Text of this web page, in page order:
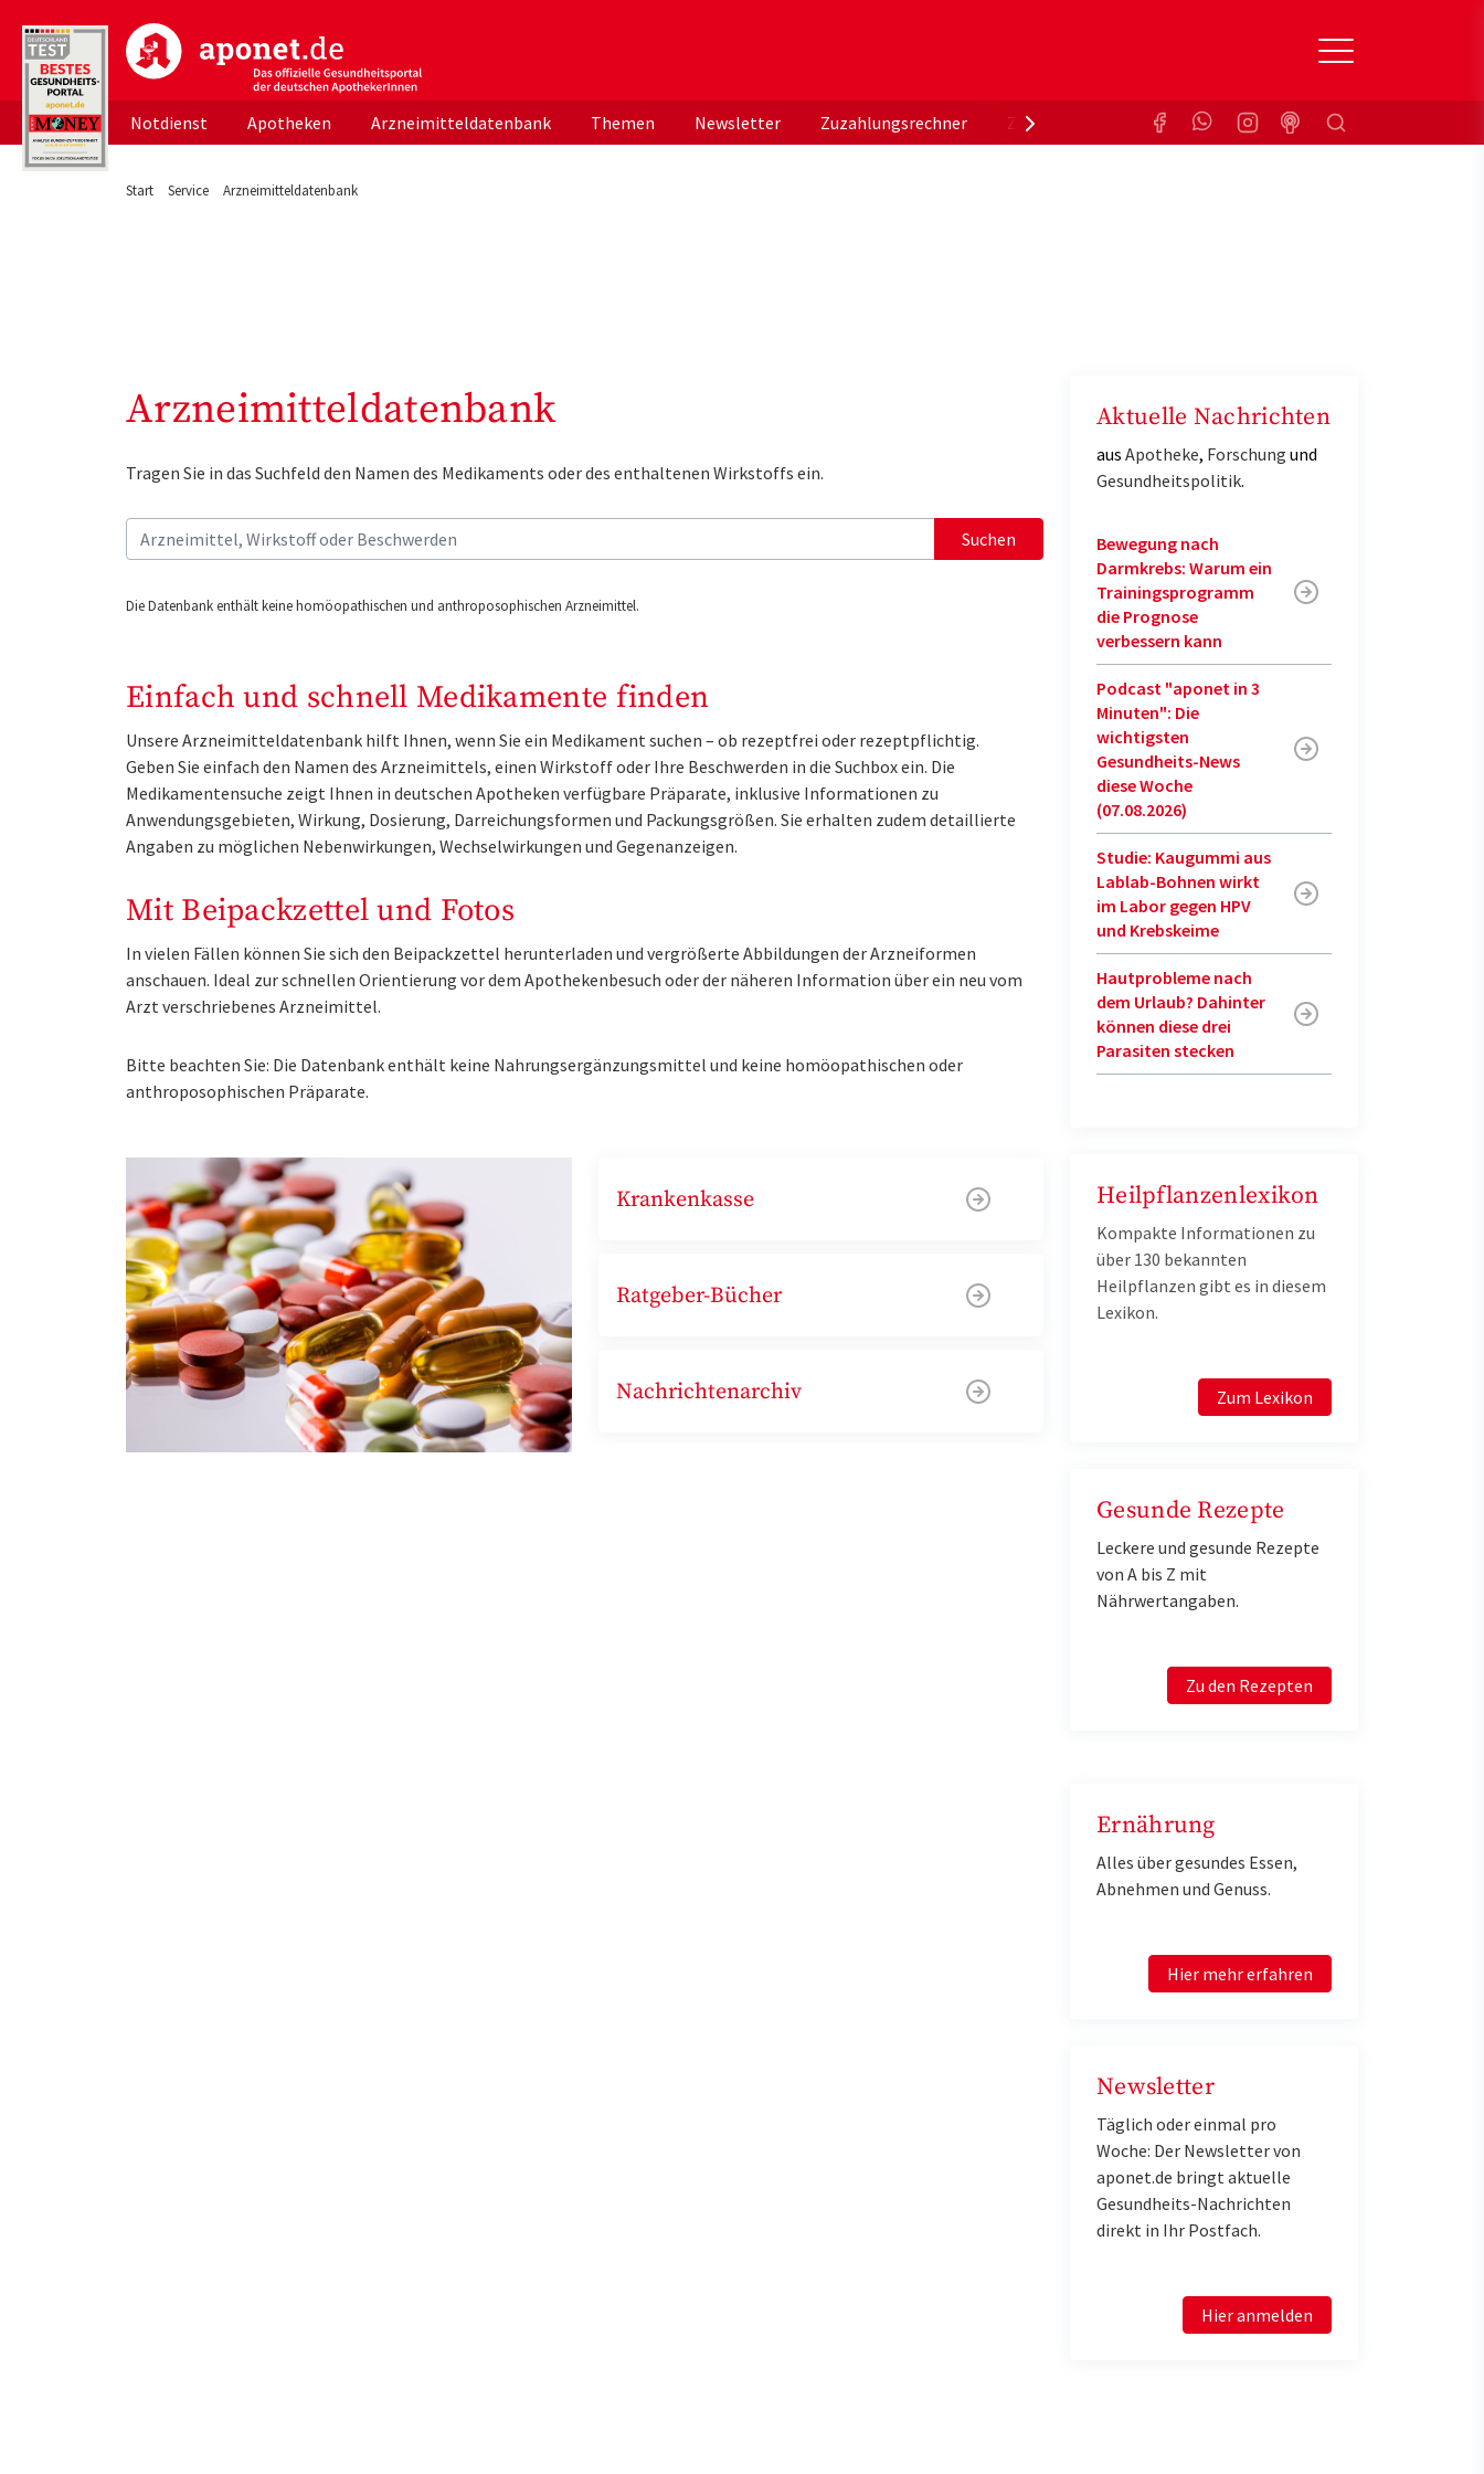
aponet.de - Das offizielle Gesundheitsportal der deutschen ApothekerInnen
Notdienst Apotheken Arzneimitteldatenbank Themen Newsletter Zuzahlungsrechner Zuzahlungsbefreiung KrankenkasseSuchen
Start Service Arzneimitteldatenbank
Arzneimitteldatenbank
Tragen Sie in das Suchfeld den Namen des Medikaments oder des enthaltenen Wirkstoffs ein.
Suchen
Die Datenbank enthält keine homöopathischen und anthroposophischen Arzneimittel.
Einfach und schnell Medikamente finden
Unsere Arzneimitteldatenbank hilft Ihnen, wenn Sie ein Medikament suchen – ob rezeptfrei oder rezeptpflichtig.
Geben Sie einfach den Namen des Arzneimittels, einen Wirkstoff oder Ihre Beschwerden in die Suchbox ein. Die
Medikamentensuche zeigt Ihnen in deutschen Apotheken verfügbare Präparate, inklusive Informationen zu
Anwendungsgebieten, Wirkung, Dosierung, Darreichungsformen und Packungsgrößen. Sie erhalten zudem detaillierte
Angaben zu möglichen Nebenwirkungen, Wechselwirkungen und Gegenanzeigen.
Mit Beipackzettel und Fotos
In vielen Fällen können Sie sich den Beipackzettel herunterladen und vergrößerte Abbildungen der Arzneiformen
anschauen. Ideal zur schnellen Orientierung vor dem Apothekenbesuch oder der näheren Information über ein neu vom
Arzt verschriebenes Arzneimittel.
Bitte beachten Sie: Die Datenbank enthält keine Nahrungsergänzungsmittel und keine homöopathischen oder
anthroposophischen Präparate.
Krankenkasse
Ratgeber-Bücher
Nachrichtenarchiv
Aktuelle Nachrichten
aus Apotheke, Forschung und
Gesundheitspolitik.
Bewegung nach
Darmkrebs: Warum ein
Trainingsprogramm
die Prognose
verbessern kann
Podcast "aponet in 3
Minuten": Die
wichtigsten
Gesundheits-News
diese Woche
(07.08.2026)
Studie: Kaugummi aus
Lablab-Bohnen wirkt
im Labor gegen HPV
und Krebskeime
Hautprobleme nach
dem Urlaub? Dahinter
können diese drei
Parasiten stecken
Heilpflanzenlexikon
Kompakte Informationen zu
über 130 bekannten
Heilpflanzen gibt es in diesem
Lexikon.
Zum Lexikon
Gesunde Rezepte
Leckere und gesunde Rezepte
von A bis Z mit
Nährwertangaben.
Zu den Rezepten
Ernährung
Alles über gesundes Essen,
Abnehmen und Genuss.
Hier mehr erfahren
Newsletter
Täglich oder einmal pro
Woche: Der Newsletter von
aponet.de bringt aktuelle
Gesundheits-Nachrichten
direkt in Ihr Postfach.
Hier anmelden